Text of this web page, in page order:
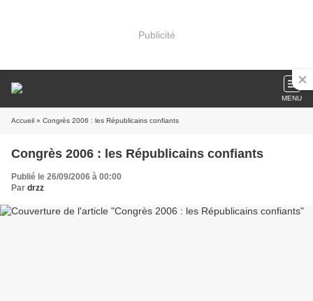
Publicité
MENU
Accueil » Congrès 2006 : les Républicains confiants
Congrès 2006 : les Républicains confiants
Publié le 26/09/2006 à 00:00
Par drzz